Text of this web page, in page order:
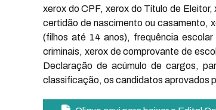
xerox do CPF, xerox do Título de
certidão de nascimento ou casamento,
(filhos até 14 anos), frequência
criminais, xerox de comprovante de
Declaração de acúmulo de cargos,
classificação, os candidatos aprovados